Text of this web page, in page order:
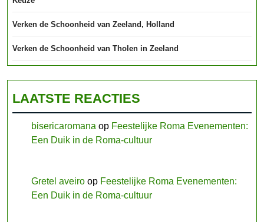
Verken de Schoonheid van Zeeland, Holland
Verken de Schoonheid van Tholen in Zeeland
LAATSTE REACTIES
bisericaromana op Feestelijke Roma Evenementen:
Een Duik in de Roma-cultuur
Gretel aveiro op Feestelijke Roma Evenementen:
Een Duik in de Roma-cultuur